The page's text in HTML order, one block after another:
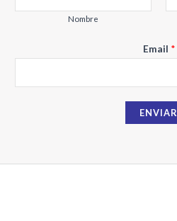
Nombre
m
l
m
Email *
ENVIAR